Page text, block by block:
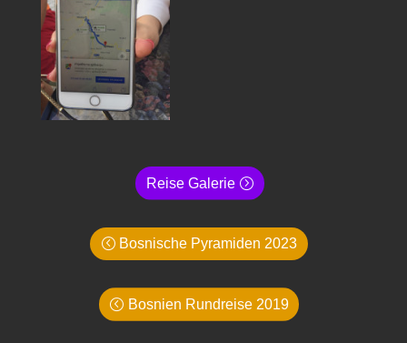
Reise Galerie
Bosnische Pyramiden 2023
Bosnien Rundreise 2019